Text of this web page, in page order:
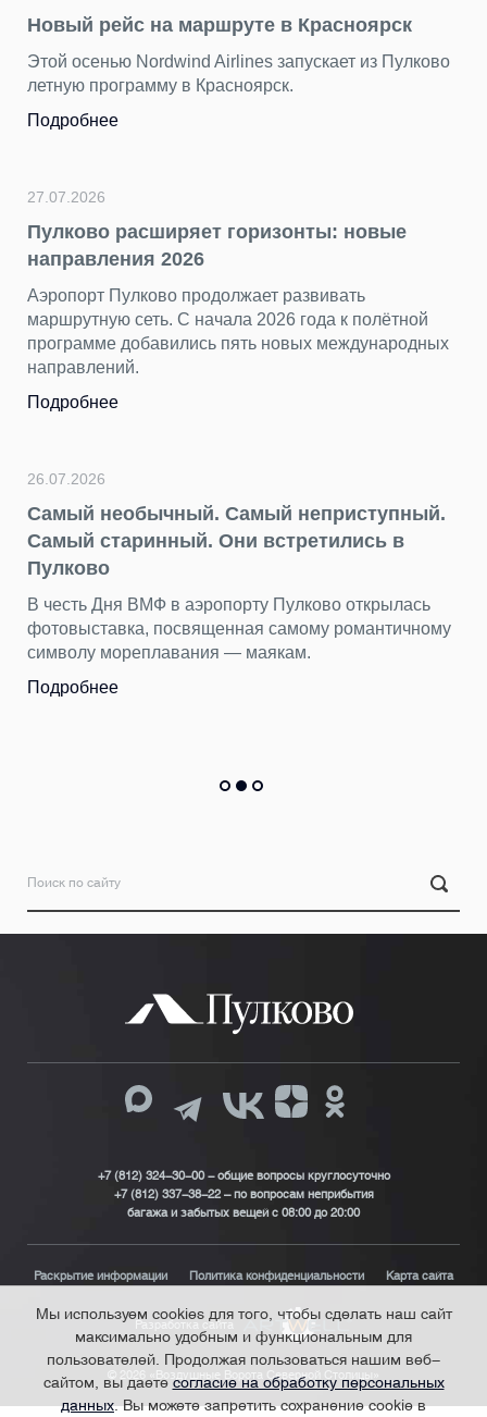
Новый рейс на маршруте в Красноярск
Этой осенью Nordwind Airlines запускает из Пулково
летную программу в Красноярск.
Подробнее
27.07.2026
Пулково расширяет горизонты: новые
направления 2026
Аэропорт Пулково продолжает развивать
маршрутную сеть. С начала 2026 года к полётной
программе добавились пять новых международных
направлений.
Подробнее
26.07.2026
Самый необычный. Самый неприступный.
Самый старинный. Они встретились в
Пулково
В честь Дня ВМФ в аэропорту Пулково открылась
фотовыставка, посвященная самому романтичному
символу мореплавания — маякам.
Подробнее
+7 (812) 324-30-00 - общие вопросы круглосуточно
+7 (812) 337-38-22 – по вопросам неприбытия
багажа и забытых вещей с 08:00 до 20:00
Раскрытие информации Политика конфиденциальности Карта сайта
Разработка сайта
© 2026 «Воздушные Ворота Северной Столицы»
Мы используем cookies для того, чтобы сделать наш сайт
максимально удобным и функциональным для
пользователей. Продолжая пользоваться нашим веб-
сайтом, вы даетесогласие на обработку персональных
данных. Вы можете запретить сохранение cookie в